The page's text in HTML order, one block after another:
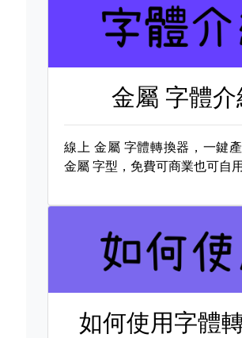
金屬 字體介
線上 金屬 字體轉換器，一鍵
金屬 字型，免費可商業也可自用
如何使用字體